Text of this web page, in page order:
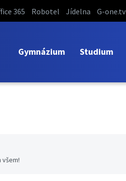
365 Robotel Jídelna G-one.tv
Gymnázium Studium